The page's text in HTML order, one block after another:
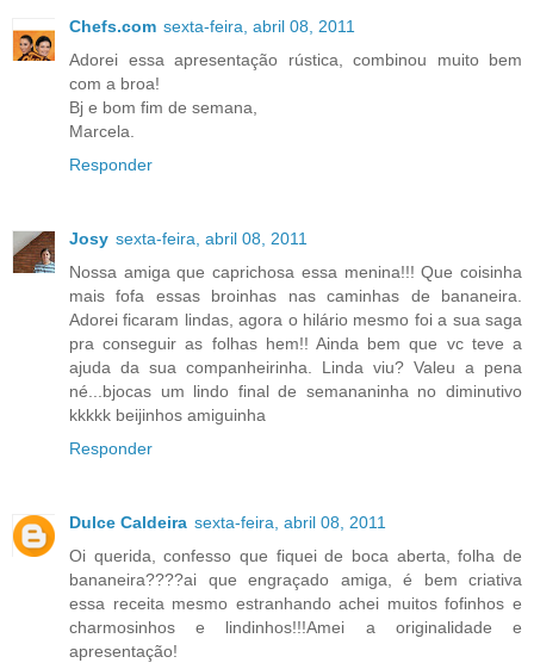
Chefs.com sexta-feira, abril 08, 2011
Adorei essa apresentação rústica, combinou muito bem
com a broa!
Bj e bom fim de semana,
Marcela.
Responder
Josy sexta-feira, abril 08, 2011
Nossa amiga que caprichosa essa menina!!! Que coisinha
mais fofa essas broinhas nas caminhas de bananeira.
Adorei ficaram lindas, agora o hilário mesmo foi a sua saga
pra conseguir as folhas hem!! Ainda bem que vc teve a
ajuda da sua companheirinha. Linda viu? Valeu a pena
né...bjocas um lindo final de semananinha no diminutivo
kkkkk beijinhos amiguinha
Responder
Dulce Caldeira sexta-feira, abril 08, 2011
Oi querida, confesso que fiquei de boca aberta, folha de
bananeira????ai que engraçado amiga, é bem criativa
essa receita mesmo estranhando achei muitos fofinhos e
charmosinhos e lindinhos!!!Amei a originalidade e
apresentação!